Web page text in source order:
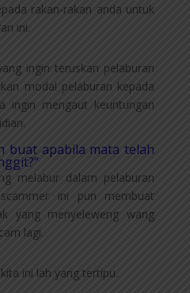
rakan-rakan anda untuk
ini.
ingin teruskan pelaburan
modal pelaburan kepada
ingin mengaut keuntungan
buat apabila mata telah
melabur dalam pelaburan
ini pun membuat
yang menyeleweng wang
lagi.
ini lah yang tertipu.